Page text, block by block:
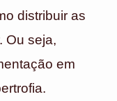
distribuir as
Ou seja,
em